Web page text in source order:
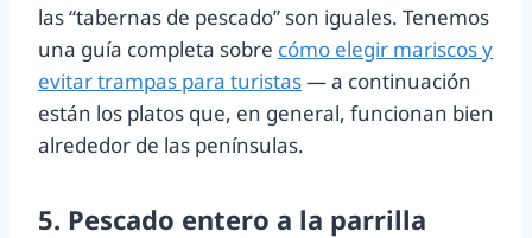
las “tabernas de pescado” son iguales. Tenemos
una guía completa sobre cómo elegir mariscos y
evitar trampas para turistas— a continuación
están los platos que, en general, funcionan bien
alrededor de las penínsulas.
5. Pescado entero a la parrilla